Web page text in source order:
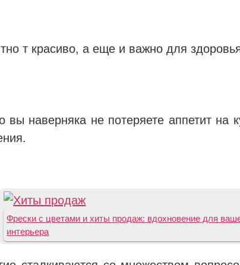
т красиво, а еще и важно для
наверняка не потеряете аппетит
Фрески с цветами и хиты продаж: вдохновение для
интерьера